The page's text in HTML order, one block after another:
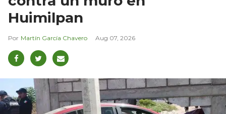
Huimilpan
Martín García Chavero Aug 07, 2026